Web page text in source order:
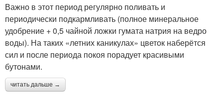
Важно в этот период регулярно поливать и
периодически подкармливать (полное минеральное
удобрение + 0,5 чайной ложки гумата натрия на ведро
воды). На таких «летних каникулах» цветок наберётся
сил и после периода покоя порадует красивыми
бутонами.
читать дальше →